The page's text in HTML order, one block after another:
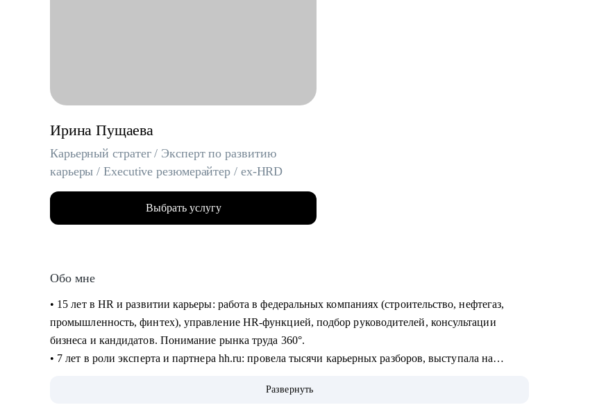
Ирина Пущаева
Карьерный стратег / Эксперт по развитию
карьеры / Executive резюмерайтер / ex-HRD
Выбрать услугу
Обо мне
• 15 лет в HR и развитии карьеры: работа в федеральных компаниях (строительство, нефтегаз,
промышленность, финтех), управление HR-функцией, подбор руководителей, консультации
бизнеса и кандидатов. Понимание рынка труда 360°.
• 7 лет в роли эксперта и партнера hh.ru: провела тысячи карьерных разборов, выступала на
Развернуть